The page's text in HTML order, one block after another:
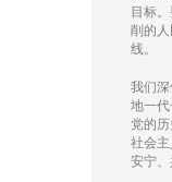
目标
削的
线。
我们
地一
党的
社会
安宁、